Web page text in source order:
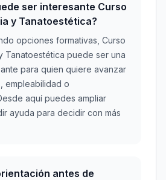
ser interesante Curso
y Tanatoestética?
opciones formativas, Curso
Tanatoestética puede ser una
para quien quiere avanzar
empleabilidad o
aquí puedes ampliar
ayuda para decidir con más
antes de